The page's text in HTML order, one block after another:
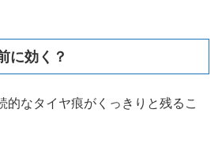
に効く？
的なタイヤ痕がくっきりと残るこ